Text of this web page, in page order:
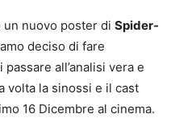
nuovo poster di Spider-
deciso di fare
all’analisi vera e
volta la sinossi e il cast
16 Dicembre al cinema.